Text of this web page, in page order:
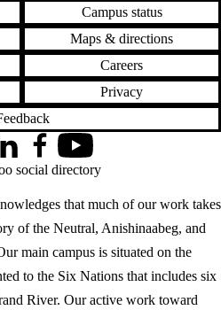
Campus status
Maps & directions
Careers
Privacy
that much of our work takes
of the Neutral, Anishinaabeg, and
main campus is situated on the
to the Six Nations that includes six
River. Our active work toward
FacebookYouTube
social directory